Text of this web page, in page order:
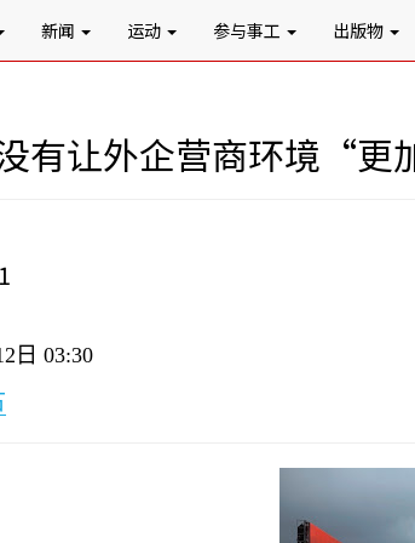
新闻 运动 参与事工 出版物
有让外企营商环境“
日 03:30